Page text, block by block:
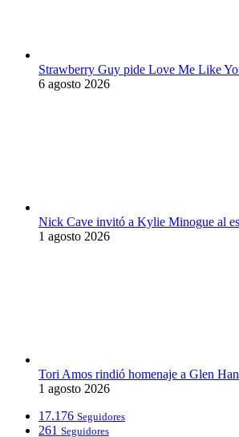
Strawberry Guy pide Love Me Like
6 agosto 2026
Nick Cave invitó a Kylie Minogue al
1 agosto 2026
Tori Amos rindió homenaje a Glen
1 agosto 2026
17.176 Seguidores
261 Seguidores